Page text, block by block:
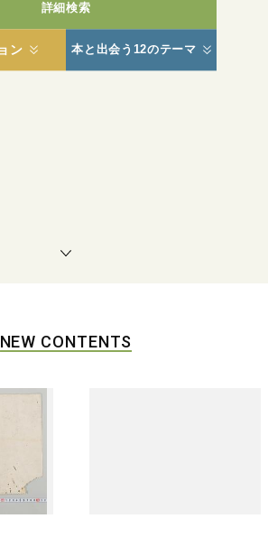
詳細検索
ン 本と出会う12のテーマ
NEW CONTENTS